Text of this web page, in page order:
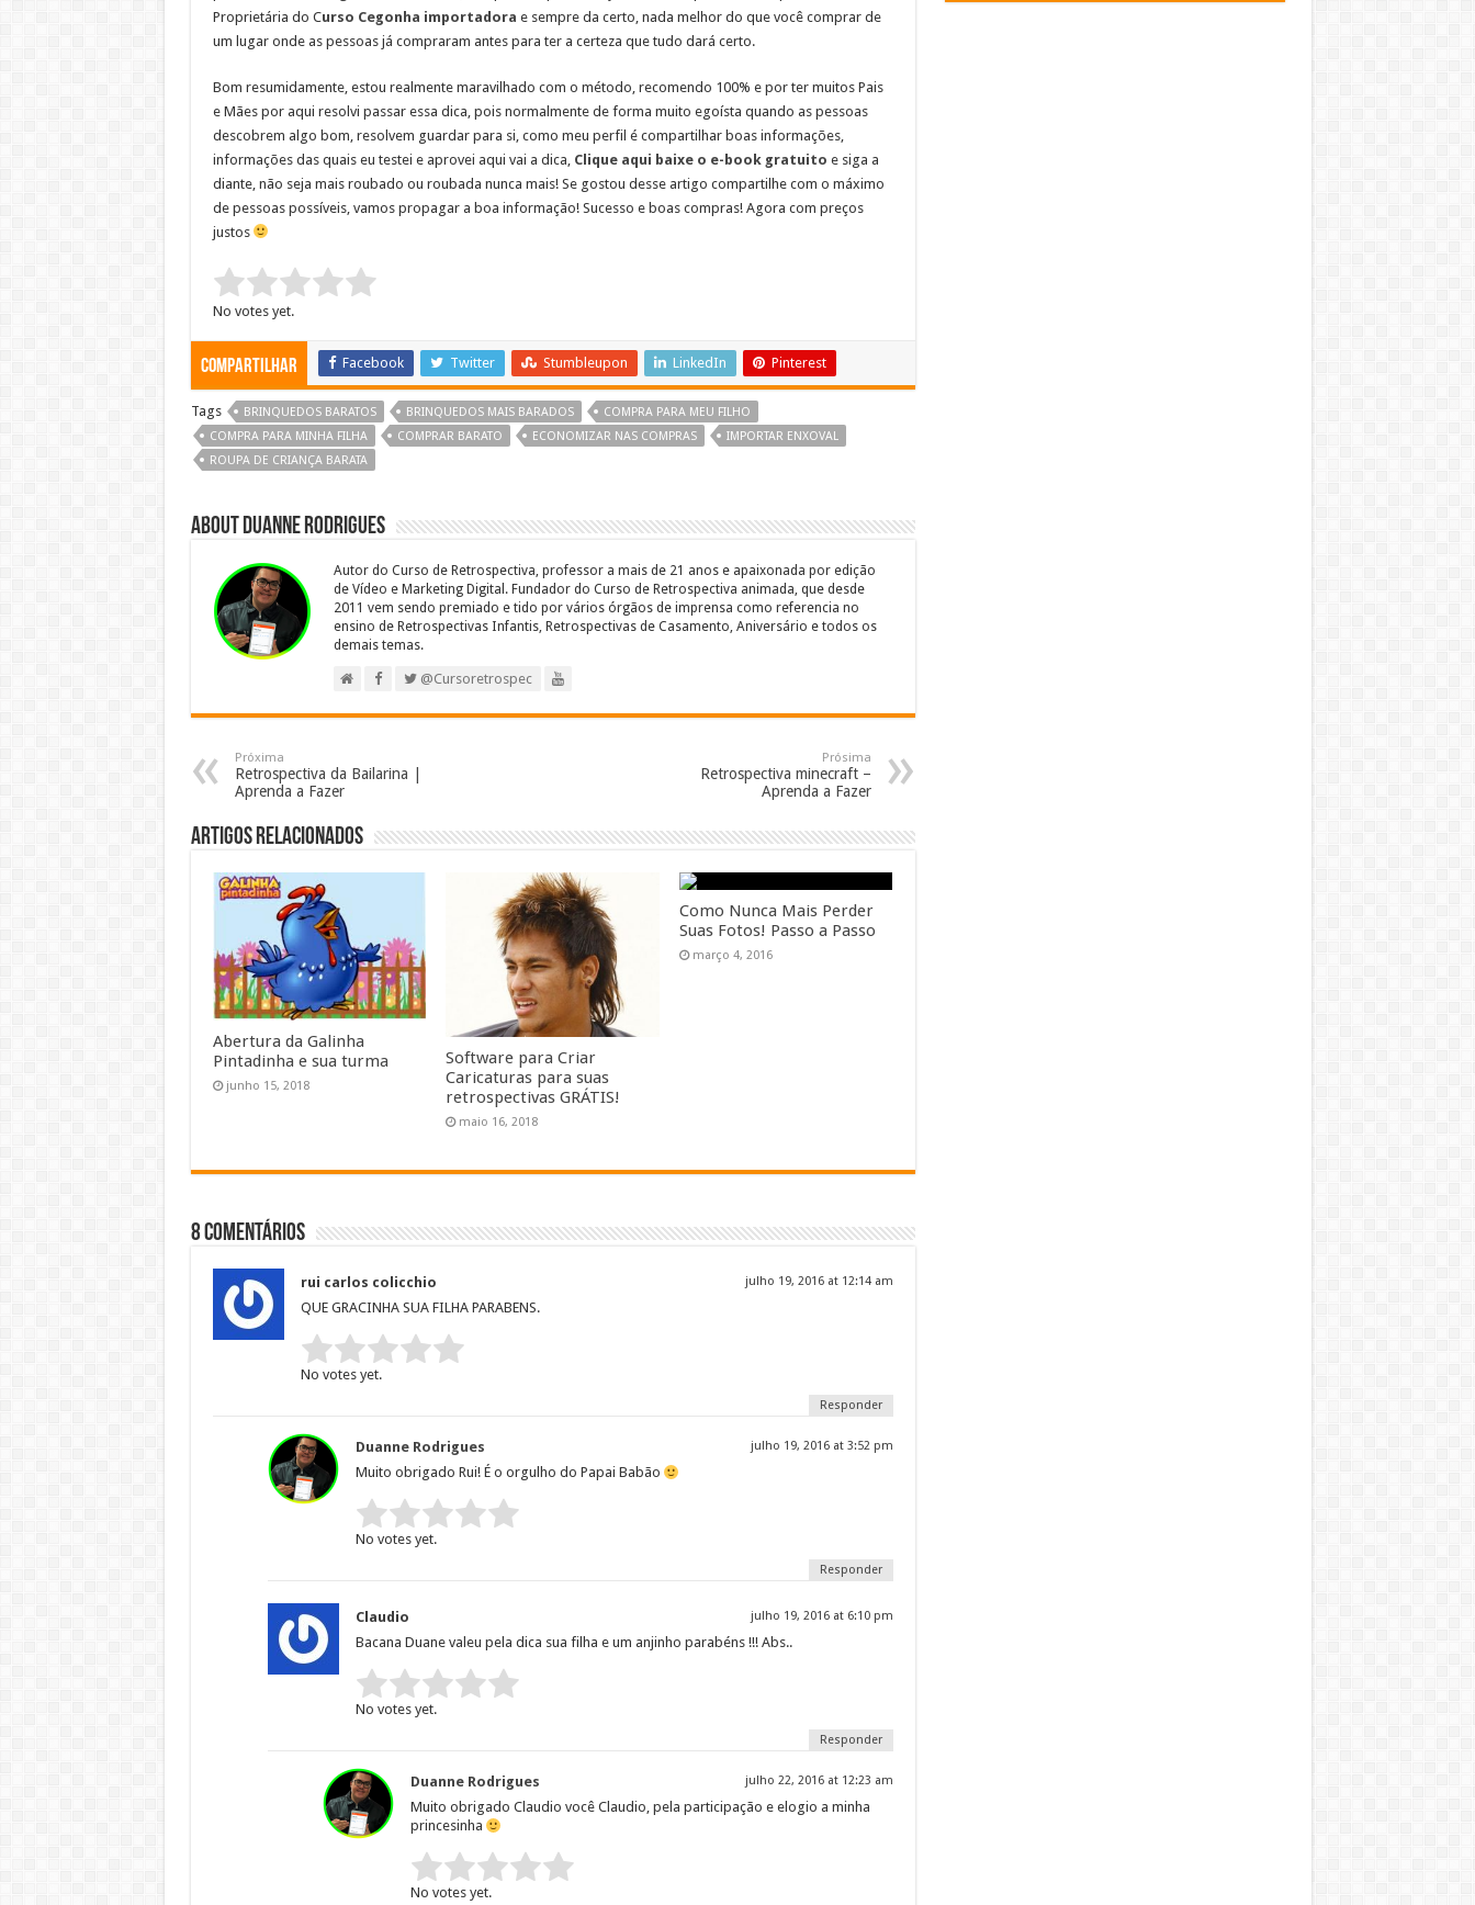
Proprietária do Curso Cegonha importadora e sempre da certo, nada melhor do que você comprar de
um lugar onde as pessoas já compraram antes para ter a certeza que tudo dará certo.
Bom resumidamente, estou realmente maravilhado com o método, recomendo 100% e por ter muitos Pais
e Mães por aqui resolvi passar essa dica, pois normalmente de forma muito egoísta quando as pessoas
descobrem algo bom, resolvem guardar para si, como meu perfil é compartilhar boas informações,
informações das quais eu testei e aprovei aqui vai a dica, Clique aqui baixe o e-book gratuito e siga a
diante, não seja mais roubado ou roubada nunca mais! Se gostou desse artigo compartilhe com o máximo
de pessoas possíveis, vamos propagar a boa informação! Sucesso e boas compras! Agora com preços
justos
Rate this item:
Submit Rating
No votes yet.
Compartilhar Facebook Twitter Stumbleupon LinkedIn Pinterest
Tags BRINQUEDOS BARATOS BRINQUEDOS MAIS BARADOS
COMPRA PARA MEU FILHO
COMPRA PARA MINHA FILHA
COMPRAR BARATO ECONOMIZAR NAS COMPRAS
IMPORTAR ENXOVAL
ROUPA DE CRIANÇA BARATA
About Duanne Rodrigues
Autor do Curso de Retrospectiva, professor a mais de 21 anos e apaixonada por edição
de Vídeo e Marketing Digital. Fundador do Curso de Retrospectiva animada, que desde
2011 vem sendo premiado e tido por vários órgãos de imprensa como referencia no
ensino de Retrospectivas Infantis, Retrospectivas de Casamento, Aniversário e todos os
demais temas.
@Cursoretrospec
Próxima
Retrospectiva da Bailarina |
Aprenda a Fazer
Prósima
Retrospectiva minecraft –
Aprenda a Fazer
Artigos relacionados
Abertura da Galinha
Pintadinha e sua turma
junho 15, 2018
Software para Criar
Caricaturas para suas
retrospectivas GRÁTIS!
maio 16, 2018
Como Nunca Mais Perder
Suas Fotos! Passo a Passo
março 4, 2016
8 Comentários
rui carlos colicchio julho 19, 2016 at 12:14 am
QUE GRACINHA SUA FILHA PARABENS.
Rate this item:
Submit Rating
No votes yet.
Responder
Duanne Rodrigues julho 19, 2016 at 3:52 pm
Muito obrigado Rui! É o orgulho do Papai Babão
Rate this item:
Submit Rating
No votes yet.
Responder
Claudio julho 19, 2016 at 6:10 pm
Bacana Duane valeu pela dica sua filha e um anjinho parabéns !!! Abs..
Rate this item:
Submit Rating
No votes yet.
Responder
Duanne Rodrigues julho 22, 2016 at 12:23 am
Muito obrigado Claudio você Claudio, pela participação e elogio a minha
princesinha
Rate this item:
Submit Rating
No votes yet.